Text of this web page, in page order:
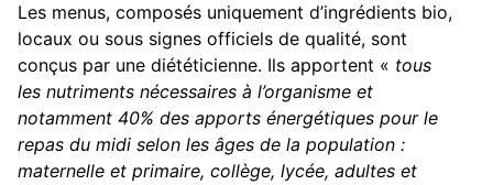
Les menus, composés uniquement d’ingrédients bio,
locaux ou sous signes officiels de qualité, sont
conçus par une diététicienne. Ils apportent « tous
les nutriments nécessaires à l’organisme et
notamment 40% des apports énergétiques pour le
repas du midi selon les âges de la population :
maternelle et primaire, collège, lycée, adultes et